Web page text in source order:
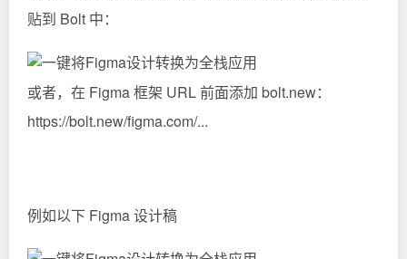
贴到 Bolt 中：
或者，在 Figma 框架 URL 前面添加 bolt.new：
https://bolt.new/figma.com/...
例如以下 Figma 设计稿